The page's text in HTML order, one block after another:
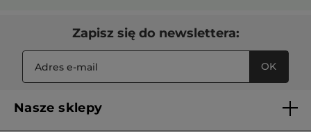
Zapisz się do newslettera:
OK
Nasze sklepy